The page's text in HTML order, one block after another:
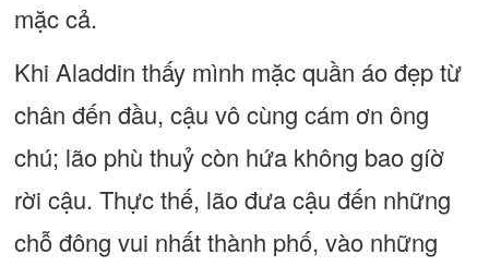
mặc cả.
Khi Aladdin thấy mình mặc quần áo đẹp từ
chân đến đầu, cậu vô cùng cám ơn ông
chú; lão phù thuỷ còn hứa không bao gíờ
rời cậu. Thực thế, lão đưa cậu đến những
chỗ đông vui nhất thành phố, vào những